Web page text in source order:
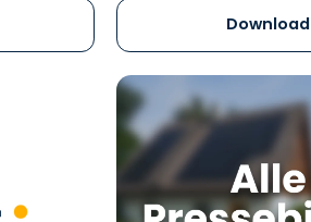
Download